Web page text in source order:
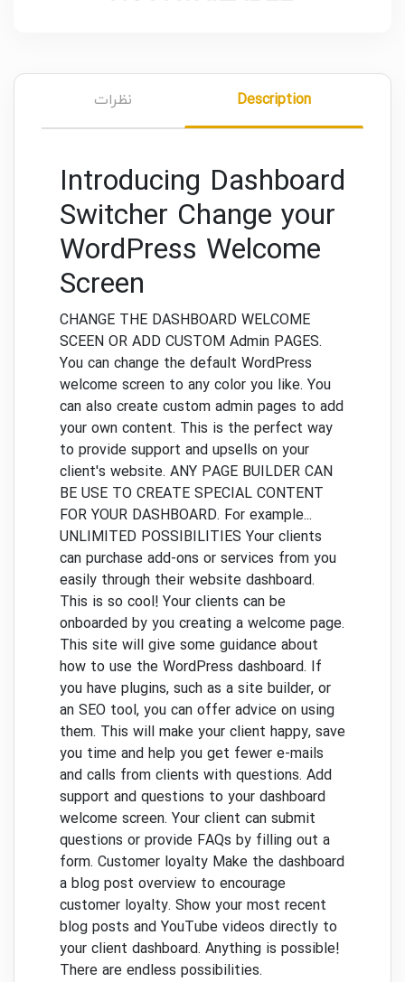
Description نظرات
Introducing Dashboard
Switcher Change your
WordPress Welcome
Screen
CHANGE THE DASHBOARD WELCOME
SCEEN OR ADD CUSTOM Admin PAGES.
You can change the default WordPress
welcome screen to any color you like. You
can also create custom admin pages to add
your own content. This is the perfect way
to provide support and upsells on your
client's website. ANY PAGE BUILDER CAN
BE USE TO CREATE SPECIAL CONTENT
FOR YOUR DASHBOARD. For example...
UNLIMITED POSSIBILITIES Your clients
can purchase add-ons or services from you
easily through their website dashboard.
This is so cool! Your clients can be
onboarded by you creating a welcome page.
This site will give some guidance about
how to use the WordPress dashboard. If
you have plugins, such as a site builder, or
an SEO tool, you can offer advice on using
them. This will make your client happy, save
you time and help you get fewer e-mails
and calls from clients with questions. Add
support and questions to your dashboard
welcome screen. Your client can submit
questions or provide FAQs by filling out a
form. Customer loyalty Make the dashboard
a blog post overview to encourage
customer loyalty. Show your most recent
blog posts and YouTube videos directly to
your client dashboard. Anything is possible!
There are endless possibilities.